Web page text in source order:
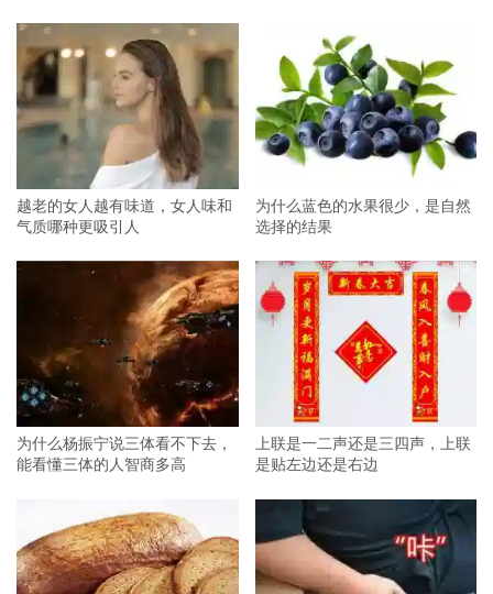
越老的女人越有味道，女人味和
气质哪种更吸引人
为什么蓝色的水果很少，是自然
选择的结果
为什么杨振宁说三体看不下去，
能看懂三体的人智商多高
上联是一二声还是三四声，上联
是贴左边还是右边